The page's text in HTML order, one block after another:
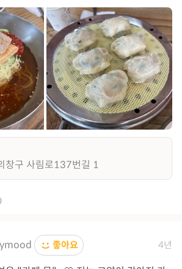
창구 사림로137번길 1
좋아요 4년